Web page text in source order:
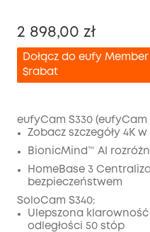
2 898,00 zł
Dołącz do eufy
$rabat
Wyłączony
eufyCam S330 (eufyCam
Zobacz szczegóły 4K
BionicMind™ AI
HomeBase 3
bezpieczeństwem
SoloCam S340:
Ulepszona
odległości 50 stóp